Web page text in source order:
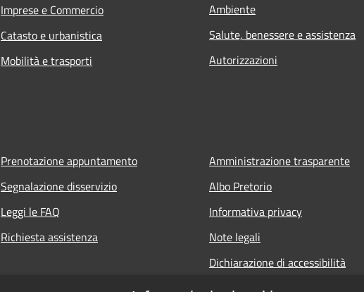
Imprese e Commercio
Catasto e urbanistica
Mobilità e trasporti
Ambiente
Salute, benessere e assistenza
Autorizzazioni
Prenotazione appuntamento
Segnalazione disservizio
Leggi le FAQ
Richiesta assistenza
Amministrazione trasparente
Albo Pretorio
Informativa privacy
Note legali
Dichiarazione di accessibilità